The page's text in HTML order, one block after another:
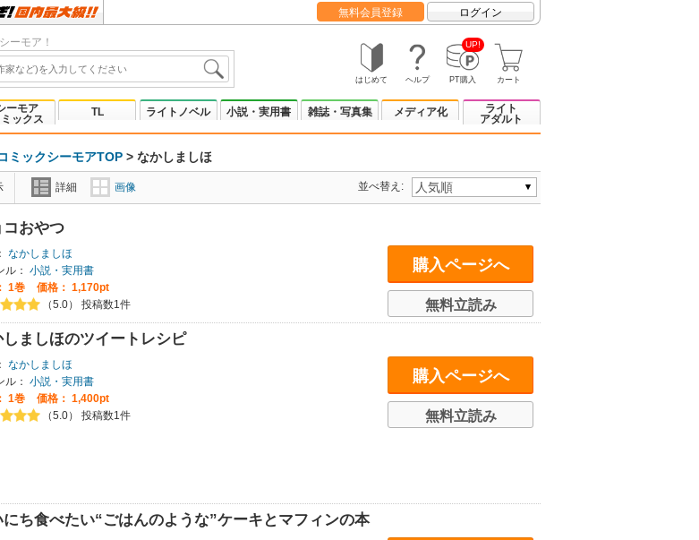
無料会員登録 ログイン
ーモア！
はじめて ヘルプ
UP!
PT購入 カート
ーモア
ックス
TL ライトノベル 小説・実用書 雑誌・写真集 メディア化
ライト
アダルト
ミックシーモアTOP > なかしましほ
詳細 画像 並べ替え:
コおやつ
なかしましほ
ル： 小説・実用書
1巻
価格： 1,170pt
（5.0） 投稿数1件
購入ページへ
無料立読み
しましほのツイートレシピ
なかしましほ
ル： 小説・実用書
1巻
価格： 1,400pt
（5.0） 投稿数1件
購入ページへ
無料立読み
にち食べたい“ごはんのような”ケーキとマフィンの本